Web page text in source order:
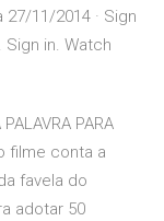
11/2014 · Sign
in. Watch
PARA
filme conta a
favela do
adotar 50